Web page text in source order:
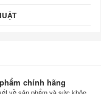
chính hãng